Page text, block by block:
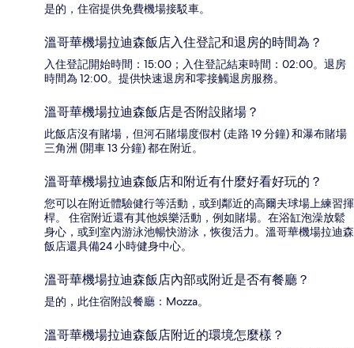
是的，住宿提供免費機場接駁車。
溫哥華機場拉迪森飯店入住登記和退房的時間為？
入住登記開始時間：15:00；入住登記結束時間：02:00。退房
時間為 12:00。提供快速退房和零接觸退房服務。
溫哥華機場拉迪森飯店是否附設賭場？
此飯店沒有賭場，但河石賭場度假村 (走路 19 分鐘) 和瀑布賭場
三角洲 (開車 13 分鐘) 都在附近。
溫哥華機場拉迪森飯店和附近有什麼好看好玩的？
您可以在附近體驗健行等活動，或到鄰近的高爾夫球場上練習揮
桿。 住宿附近還有其他娛樂活動，例如賭場。在浴缸泡澡放鬆
身心，或到室內游泳池暢快游泳，恢復活力。溫哥華機場拉迪森
飯店還具備24 小時健身中心。
溫哥華機場拉迪森飯店內部或附近是否有餐廳？
是的，此住宿附設餐廳：Mozza。
溫哥華機場拉迪森飯店附近的環境怎麼樣？